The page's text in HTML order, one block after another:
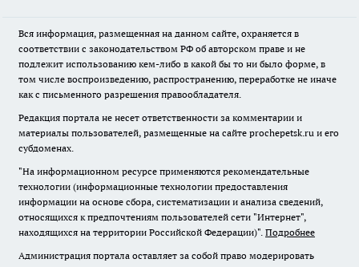
Вся информация, размещенная на данном сайте, охраняется в
соответствии с законодательством РФ об авторском праве и не
подлежит использованию кем-либо в какой бы то ни было форме, в
том числе воспроизведению, распространению, переработке не иначе
как с письменного разрешения правообладателя.
Редакция портала не несет ответственности за комментарии и
материалы пользователей, размещенные на сайте prochepetsk.ru и его
субдоменах.
"На информационном ресурсе применяются рекомендательные
технологии (информационные технологии предоставления
информации на основе сбора, систематизации и анализа сведений,
относящихся к предпочтениям пользователей сети "Интернет",
находящихся на территории Российской Федерации)". Подробнее
Администрация портала оставляет за собой право модерировать